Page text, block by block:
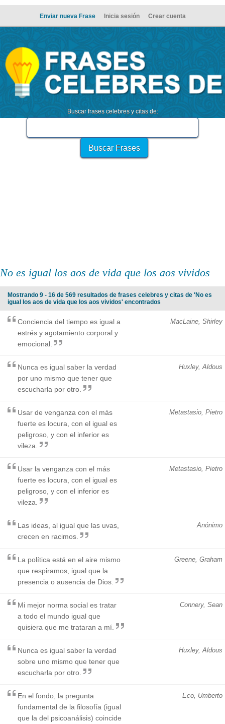
Enviar nueva Frase Inicia sesión Crear cuenta
Buscar frases celebres y citas de:
No es igual los aos de vida que los aos vividos
Mostrando 9 - 16 de 569 resultados de frases celebres y citas de 'No es
igual los aos de vida que los aos vividos' encontrados
MacLaine, Shirley
Conciencia del tiempo es igual a
estrés y agotamiento corporal y
emocional.
Huxley, Aldous
Nunca es igual saber la verdad
por uno mismo que tener que
escucharla por otro.
Metastasio, Pietro
Usar de venganza con el más
fuerte es locura, con el igual es
peligroso, y con el inferior es
vileza.
Metastasio, Pietro
Usar la venganza con el más
fuerte es locura, con el igual es
peligroso, y con el inferior es
vileza.
Anónimo
Las ideas, al igual que las uvas,
crecen en racimos.
Greene, Graham
La política está en el aire mismo
que respiramos, igual que la
presencia o ausencia de Dios.
Connery, Sean
Mi mejor norma social es tratar
a todo el mundo igual que
quisiera que me trataran a mí.
Huxley, Aldous
Nunca es igual saber la verdad
sobre uno mismo que tener que
escucharla por otro.
Eco, Umberto
En el fondo, la pregunta
fundamental de la filosofía (igual
que la del psicoanálisis) coincide